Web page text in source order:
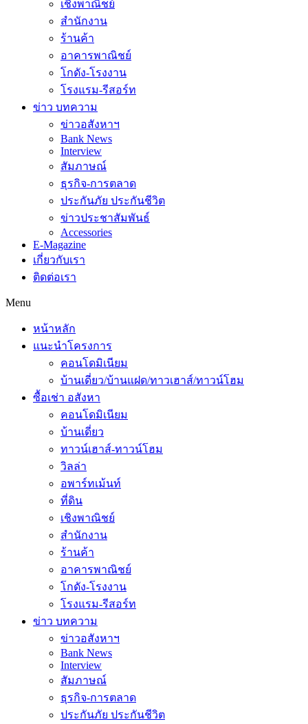
เชิงพาณิชย์
สำนักงาน
ร้านค้า
อาคารพาณิชย์
โกดัง-โรงงาน
โรงแรม-รีสอร์ท
ข่าว บทความ
ข่าวอสังหาฯ
Bank News
Interview
สัมภาษณ์
ธุรกิจ-การตลาด
ประกันภัย ประกันชีวิต
ข่าวประชาสัมพันธ์
Accessories
E-Magazine
เกี่ยวกับเรา
ติดต่อเรา
Menu
หน้าหลัก
แนะนำโครงการ
คอนโดมิเนียม
บ้านเดี่ยว/บ้านแฝด/ทาวเฮาส์/ทาวน์โฮม
ซื้อเช่า อสังหา
คอนโดมิเนียม
บ้านเดี่ยว
ทาวน์เฮาส์-ทาวน์โฮม
วิลล่า
อพาร์ทเม้นท์
ที่ดิน
เชิงพาณิชย์
สำนักงาน
ร้านค้า
อาคารพาณิชย์
โกดัง-โรงงาน
โรงแรม-รีสอร์ท
ข่าว บทความ
ข่าวอสังหาฯ
Bank News
Interview
สัมภาษณ์
ธุรกิจ-การตลาด
ประกันภัย ประกันชีวิต